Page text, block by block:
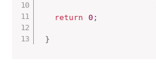
return 0 ;
}